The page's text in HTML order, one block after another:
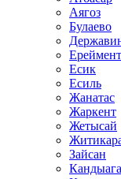
Аягоз
Булаево
Есик
Есиль
Жанатас
Жаркент
Жетысай
Зайсан